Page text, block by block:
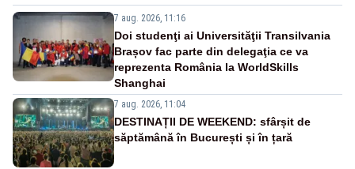
7 aug. 2026, 11:16
Doi studenţi ai Universităţii Transilvania
Brașov fac parte din delegaţia ce va
reprezenta România la WorldSkills
Shanghai
7 aug. 2026, 11:04
DESTINAȚII DE WEEKEND: sfârșit de
săptămână în București și în țară